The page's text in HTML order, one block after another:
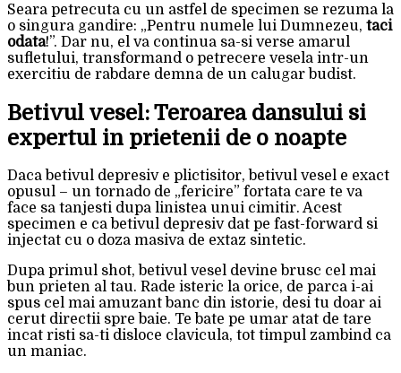
Seara petrecuta cu un astfel de specimen se rezuma la
o singura gandire: „Pentru numele lui Dumnezeu, taci
odata!”. Dar nu, el va continua sa-si verse amarul
sufletului, transformand o petrecere vesela intr-un
exercitiu de rabdare demna de un calugar budist.
Betivul vesel: Teroarea dansului si
expertul in prietenii de o noapte
Daca betivul depresiv e plictisitor, betivul vesel e exact
opusul – un tornado de „fericire” fortata care te va
face sa tanjesti dupa linistea unui cimitir. Acest
specimen e ca betivul depresiv dat pe fast-forward si
injectat cu o doza masiva de extaz sintetic.
Dupa primul shot, betivul vesel devine brusc cel mai
bun prieten al tau. Rade isteric la orice, de parca i-ai
spus cel mai amuzant banc din istorie, desi tu doar ai
cerut directii spre baie. Te bate pe umar atat de tare
incat risti sa-ti disloce clavicula, tot timpul zambind ca
un maniac.